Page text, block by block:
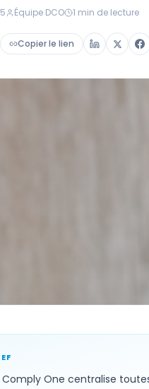
Équipe DCO 1 min de lecture
Copier le lien
One centralise